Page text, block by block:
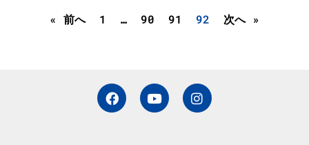
« 前へ 1 … 90 91 92 次へ »
F
a
c
Y
o
u
I
n
s